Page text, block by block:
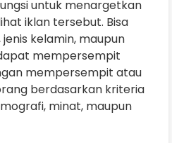
untuk menargetkan
iklan tersebut. Bisa
kelamin, maupun
mempersempit
mempersempit atau
berdasarkan kriteria
minat, maupun